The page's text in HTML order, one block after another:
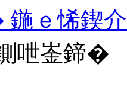
ｅ悕鍥
呭崟鍗�